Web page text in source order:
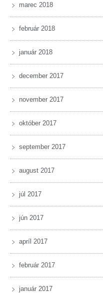
marec 2018
február 2018
január 2018
december 2017
november 2017
október 2017
september 2017
august 2017
júl 2017
jún 2017
apríl 2017
február 2017
január 2017